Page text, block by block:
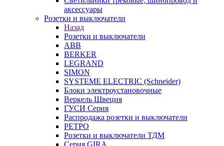
аксессуары
Розетки и выключатели
Назад
Розетки и выключатели
ABB
BERKER
LEGRAND
SIMON
SYSTEME ELECTRIC (Schneider)
Блоки электроустановочные
Веркель Швеция
ГУСИ Серия
Распродажа розетки и выключатели
РЕТРО
Розетки и выключатели ТДМ